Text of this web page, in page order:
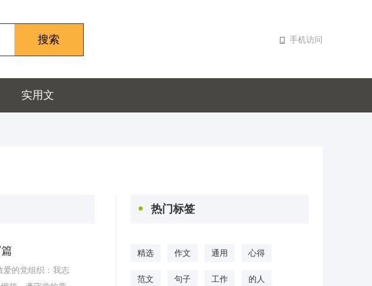
手机访问
实用文
爱的党组织：我志
热门标签
精选 作文 通用 心得
范文 句子 工作 的人